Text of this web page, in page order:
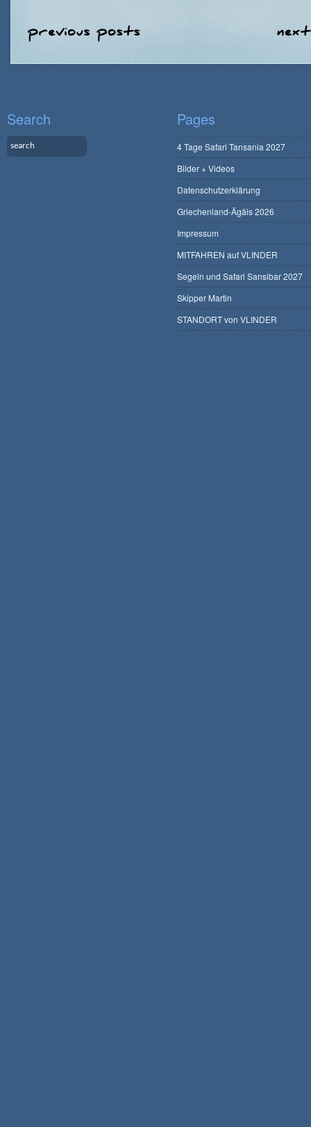
Search Pages
4 Tage Safari Tansania 2027
Bilder + Videos
Datenschutzerklärung
Griechenland-Ägäis 2026
Impressum
MITFAHREN auf VLINDER
Segeln und Safari Sansibar 2027
Skipper Martin
STANDORT von VLINDER